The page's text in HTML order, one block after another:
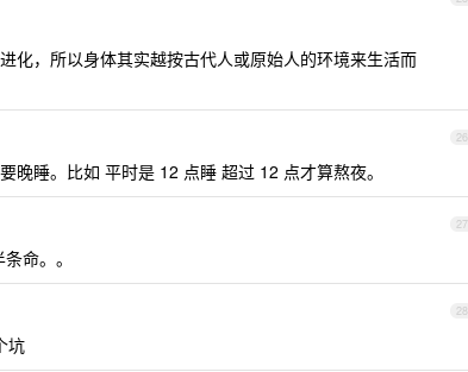
化，所以身体其实越按古代人或原始人的环境来生活而
26
晚睡。比如 平时是 12 点睡 超过 12 点才算熬夜。
27
命。。
28
坑